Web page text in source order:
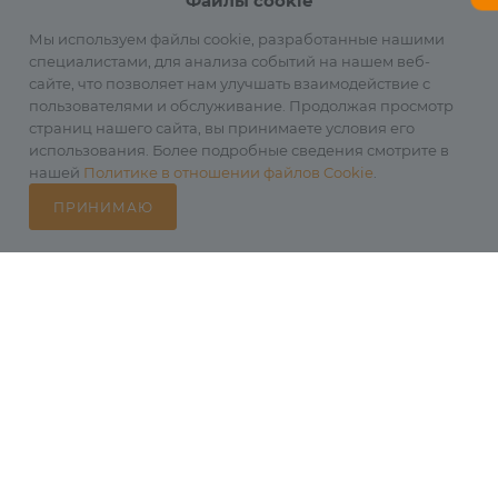
Наша миссия:
СОЗДАВАТЬ ЯРКИЕ ПОЛОЖИТЕЛЬНЫЕ ЭМОЦИИ ОТ
АКТИВНОЙ ЖИЗНИ И ОТДЫХА
Компания Авантмаркет
Мы используем файлы cookie, разработанные нашими
специалистами, для анализа событий на нашем веб-
сайте, что позволяет нам улучшать взаимодействие с
пользователями и обслуживание. Продолжая просмотр
страниц нашего сайта, вы принимаете условия его
использования. Более подробные сведения смотрите в
нашей Политике в отношении файлов Cookie
ПРИНИМАЮ
Каталог Избранные